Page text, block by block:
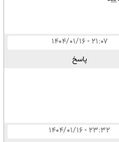
۲۱:۰۷ - ۱۴۰۴/۰۱/۱۶
پاسخ
۲۳:۳۲ - ۱۴۰۴/۰۱/۱۶